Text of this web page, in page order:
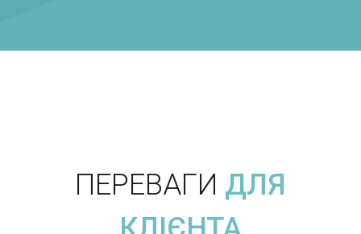
ПЕРЕВАГИ ДЛЯ